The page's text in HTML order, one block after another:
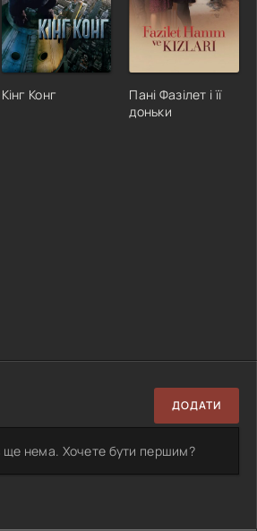
Кінг Конг
Пані Фазілет і її
доньки
ДОДАТИ
ще нема. Хочете бути першим?